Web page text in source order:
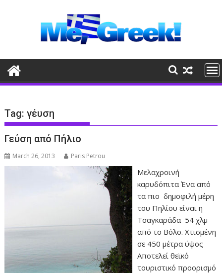
Tag:γέυση
Γεύση από Πήλιο
March 26, 2013 Paris Petrou
Μελαχροινή
καρυδόπιτα Ένα από
τα πιο δημοφιλή μέρη
του Πηλίου είναι η
Τσαγκαράδα 54 χλμ
από το Βόλο. Χτισμένη
σε 450 μέτρα ύψος
Αποτελεί θεϊκό
τουριστικό προορισμό